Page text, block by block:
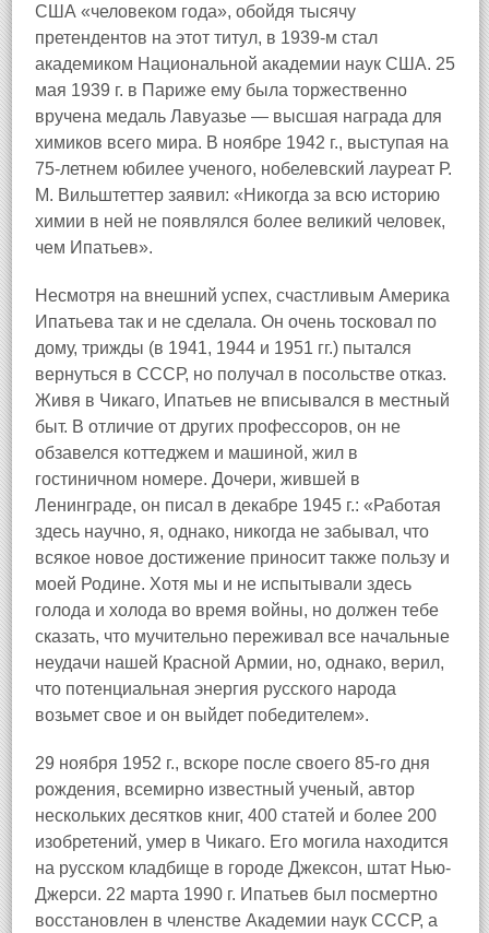
США «человеком года», обойдя тысячу
претендентов на этот титул, в 1939-м стал
академиком Национальной академии наук США. 25
мая 1939 г. в Париже ему была торжественно
вручена медаль Лавуазье — высшая награда для
химиков всего мира. В ноябре 1942 г., выступая на
75-летнем юбилее ученого, нобелевский лауреат Р.
М. Вильштеттер заявил: «Никогда за всю историю
химии в ней не появлялся более великий человек,
чем Ипатьев».
Несмотря на внешний успех, счастливым Америка
Ипатьева так и не сделала. Он очень тосковал по
дому, трижды (в 1941, 1944 и 1951 гг.) пытался
вернуться в СССР, но получал в посольстве отказ.
Живя в Чикаго, Ипатьев не вписывался в местный
быт. В отличие от других профессоров, он не
обзавелся коттеджем и машиной, жил в
гостиничном номере. Дочери, жившей в
Ленинграде, он писал в декабре 1945 г.: «Работая
здесь научно, я, однако, никогда не забывал, что
всякое новое достижение приносит также пользу и
моей Родине. Хотя мы и не испытывали здесь
голода и холода во время войны, но должен тебе
сказать, что мучительно переживал все начальные
неудачи нашей Красной Армии, но, однако, верил,
что потенциальная энергия русского народа
возьмет свое и он выйдет победителем».
29 ноября 1952 г., вскоре после своего 85-го дня
рождения, всемирно известный ученый, автор
нескольких десятков книг, 400 статей и более 200
изобретений, умер в Чикаго. Его могила находится
на русском кладбище в городе Джексон, штат Нью-
Джерси. 22 марта 1990 г. Ипатьев был посмертно
восстановлен в членстве Академии наук СССР, а